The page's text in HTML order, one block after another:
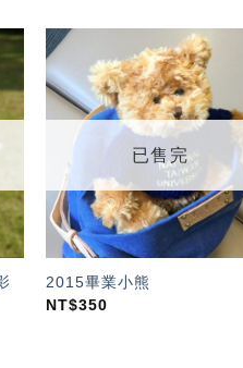
已售完
2015畢業小熊
NT$350